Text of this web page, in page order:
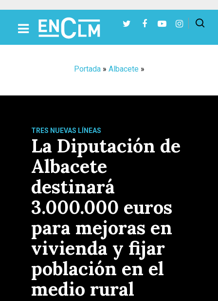
Portada» Albacete »
TRES NUEVAS LÍNEAS
La Diputación de
Albacete
destinará
3.000.000 euros
para mejoras en
vivienda y fijar
población en el
medio rural